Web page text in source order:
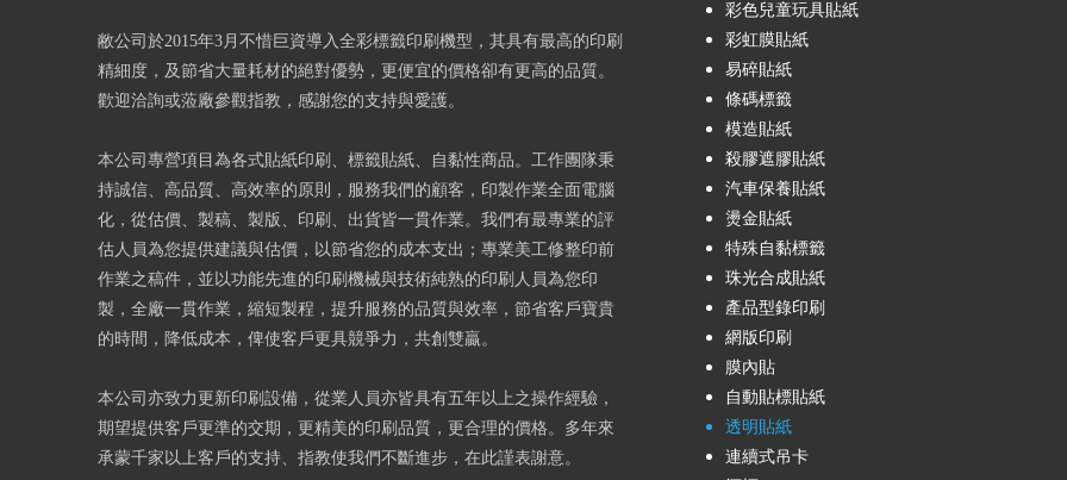
敝公司於2015年3月不惜巨資導入全彩標籤印刷機型，其具有最高的印刷
精細度，及節省大量耗材的絕對優勢，更便宜的價格卻有更高的品質。
歡迎洽詢或蒞廠參觀指教，感謝您的支持與愛護。
本公司專營項目為各式貼紙印刷、標籤貼紙、自黏性商品。工作團隊秉
持誠信、高品質、高效率的原則，服務我們的顧客，印製作業全面電腦
化，從估價、製稿、製版、印刷、出貨皆一貫作業。我們有最專業的評
估人員為您提供建議與估價，以節省您的成本支出；專業美工修整印前
作業之稿件，並以功能先進的印刷機械與技術純熟的印刷人員為您印
製，全廠一貫作業，縮短製程，提升服務的品質與效率，節省客戶寶貴
的時間，降低成本，俾使客戶更具競爭力，共創雙贏。
本公司亦致力更新印刷設備，從業人員亦皆具有五年以上之操作經驗，
期望提供客戶更準的交期，更精美的印刷品質，更合理的價格。多年來
承蒙千家以上客戶的支持、指教使我們不斷進步，在此謹表謝意。
彩色兒童玩具貼紙
彩虹膜貼紙
易碎貼紙
條碼標籤
模造貼紙
殺膠遮膠貼紙
汽車保養貼紙
燙金貼紙
特殊自黏標籤
珠光合成貼紙
產品型錄印刷
網版印刷
膜內貼
自動貼標貼紙
透明貼紙
連續式吊卡